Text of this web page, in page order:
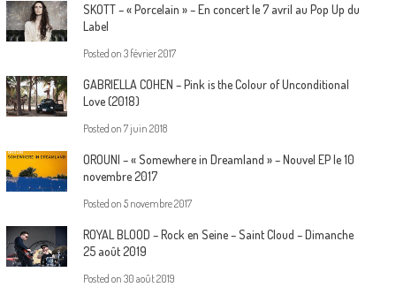
SKOTT – « Porcelain » – En concert le 7 avril au Pop Up du
Label
Posted on 3 février 2017
GABRIELLA COHEN – Pink is the Colour of Unconditional
Love (2018)
Posted on 7 juin 2018
OROUNI – « Somewhere in Dreamland » – Nouvel EP le 10
novembre 2017
Posted on 5 novembre 2017
ROYAL BLOOD – Rock en Seine – Saint Cloud – Dimanche
25 août 2019
Posted on 30 août 2019